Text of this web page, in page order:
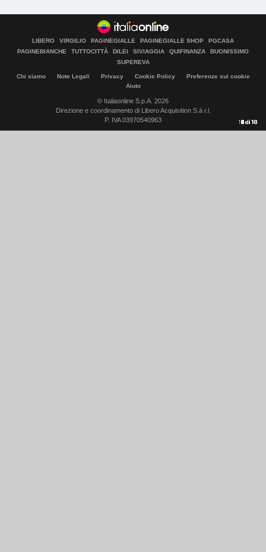
1di10
2di10
3di10
4di10
5di10
6di10
7di10
8di10
9di10
10di10
LIBERO VIRGILIO PAGINEGIALLE PAGINEGIALLE SHOP
PGCASA
PAGINEBIANCHE
TUTTOCITTÀ DILEI SIVIAGGIA QUIFINANZA
BUONISSIMO
SUPEREVA
Chi siamo Note Legali Privacy Cookie Policy
Preferenze sui cookie
Aiuto
© Italiaonline S.p.A. 2026
Direzione e coordinamento di Libero Acquisition S.á r.l.
P. IVA 03970540963